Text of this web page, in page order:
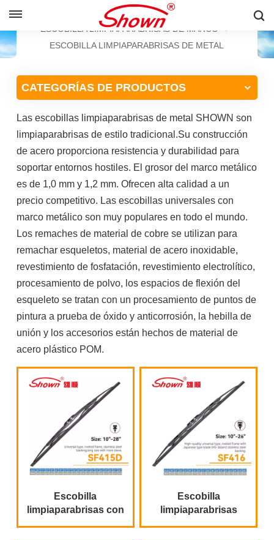
Pусский
Español
中文
HOGAR
PRODUCTOS
ESCOBILLA LIMPIAPARABRISAS DE MARCO
ESCOBILLA LIMPIAPARABRISAS DE METAL
CATEGORÍAS DE PRODUCTOS
Las escobillas limpiaparabrisas de metal SHOWN son
limpiaparabrisas de estilo tradicional.Su construcción
de acero proporciona resistencia y durabilidad para
soportar entornos hostiles. El grosor del marco metálico
es de 1,0 mm y 1,2 mm. Ofrecen alta calidad a un
precio competitivo. Las escobillas universales con
marco metálico son muy populares en todo el mundo.
Los remaches de material de cobre se utilizan para
remachar esqueletos, material de acero inoxidable,
revestimiento de fosfatación, revestimiento electrolítico,
procesamiento de polvo, los espacios de flexión del
esqueleto se tratan con un procesamiento de puntos de
pintura a prueba de óxido y anticorrosión, la hebilla de
unión y los accesorios están hechos de material de
acero plástico POM.
Escobilla
limpiaparabrisas con
Escobilla
limpiaparabrisas